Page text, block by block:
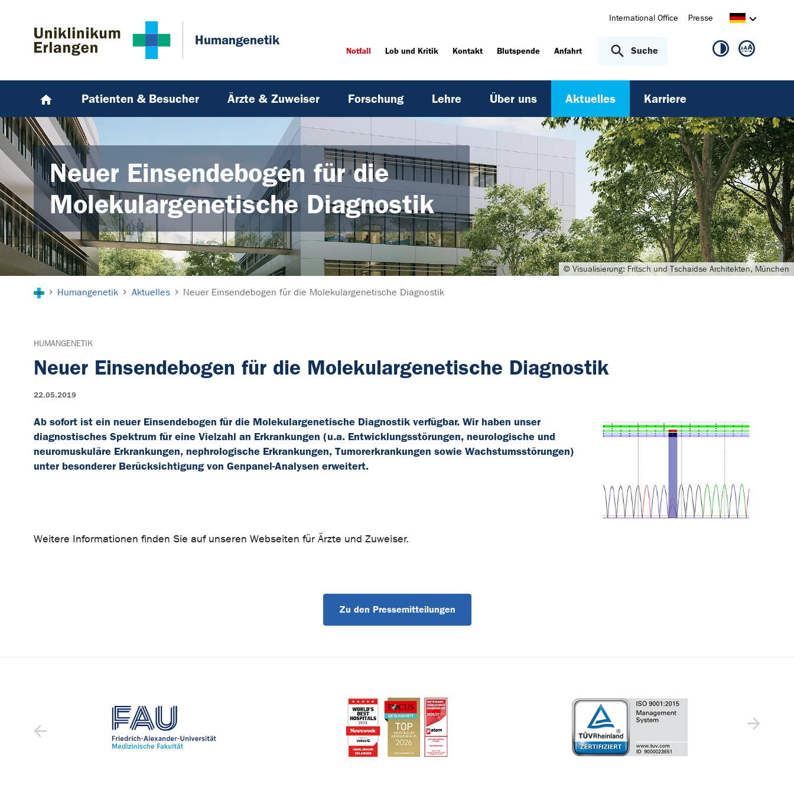
Humangenetik
International Office Presse
Notfall Lob und Kritik Kontakt Blutspende Anfahrt Suche
Patienten & Besucher Ärzte & Zuweiser Forschung Lehre Über uns Aktuelles Karriere
© Visualisierung: Fritsch und Tschaidse Architekten, München
Neuer Einsendebogen für die
Molekulargenetische Diagnostik
Humangenetik Aktuelles Neuer Einsendebogen für die Molekulargenetische Diagnostik
HUMANGENETIK
Neuer Einsendebogen für die Molekulargenetische Diagnostik
22.05.2019
Ab sofort ist ein neuer Einsendebogen für die Molekulargenetische Diagnostik verfügbar. Wir haben unser
diagnostisches Spektrum für eine Vielzahl an Erkrankungen (u.a. Entwicklungsstörungen, neurologische und
neuromuskuläre Erkrankungen, nephrologische Erkrankungen, Tumorerkrankungen sowie Wachstumsstörungen)
unter besonderer Berücksichtigung von Genpanel-Analysen erweitert.
Weitere Informationen finden Sie auf unseren Webseiten für Ärzte und Zuweiser.
Zu den Pressemitteilungen